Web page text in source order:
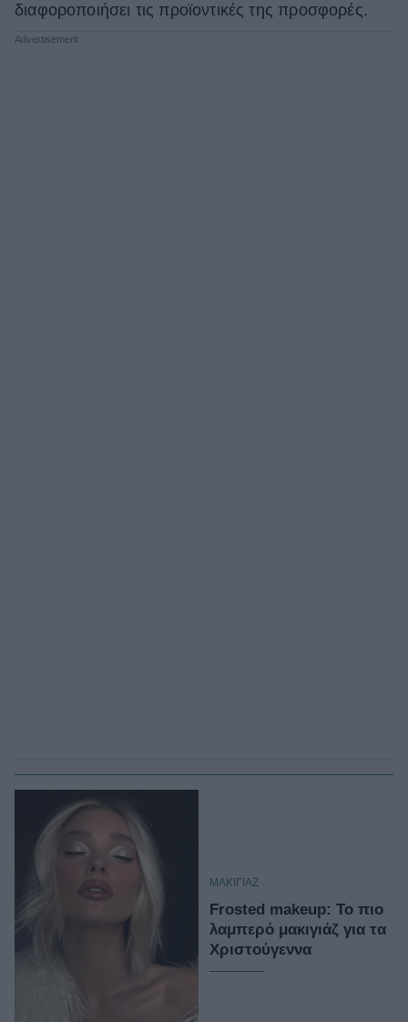
διαφοροποιήσει τις προϊοντικές της προσφορές.
ΜΑΚΙΓΙΑΖ
Frosted makeup: Το πιο
λαμπερό μακιγιάζ για τα
Χριστούγεννα